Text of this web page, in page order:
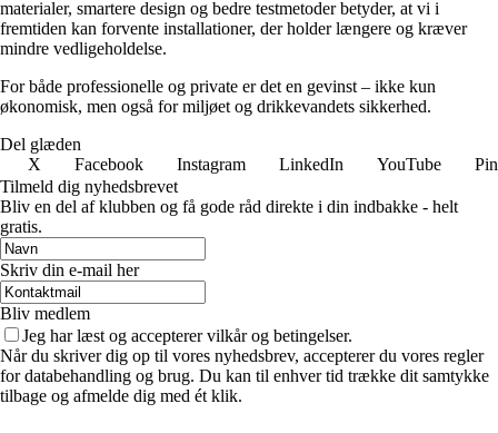
materialer, smartere design og bedre testmetoder betyder, at vi i
fremtiden kan forvente installationer, der holder længere og kræver
mindre vedligeholdelse.
For både professionelle og private er det en gevinst – ikke kun
økonomisk, men også for miljøet og drikkevandets sikkerhed.
Del glæden
X
Facebook Instagram LinkedIn YouTube
Tilmeld dig nyhedsbrevet
Bliv en del af klubben og få gode råd direkte i din indbakke - helt
gratis.
Skriv din e-mail her
Bliv medlem
Jeg har læst og accepterer vilkår og betingelser.
Når du skriver dig op til vores nyhedsbrev, accepterer du vores regler
for databehandling og brug. Du kan til enhver tid trække dit samtykke
tilbage og afmelde dig med ét klik.